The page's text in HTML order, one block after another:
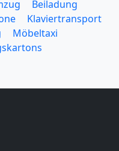
Beiladung
Klaviertransport
Möbeltaxi